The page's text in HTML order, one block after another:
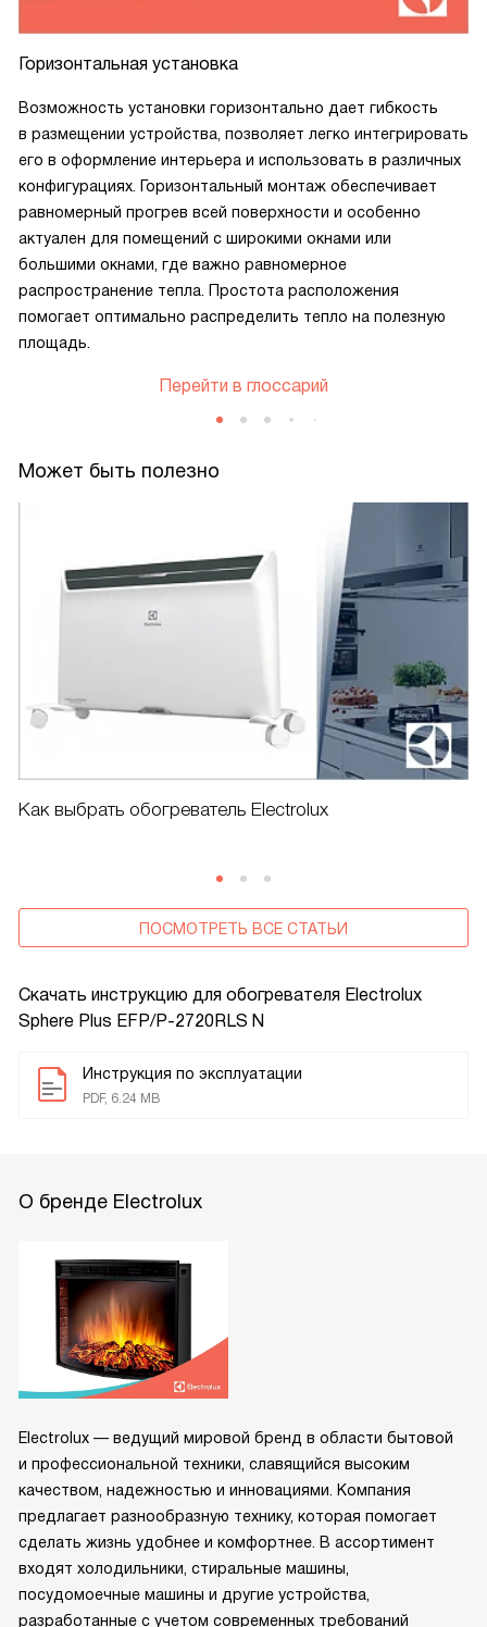
Скачать инструкцию для обогревателя Electrolux
Sphere Plus EFP/P-2720RLS N
Инструкция по эксплуатации
PDF, 6.24 MB
Горизонтальная установка
Возможность установки горизонтально дает гибкость
в размещении устройства, позволяет легко интегрировать
его в оформление интерьера и использовать в различных
конфигурациях. Горизонтальный монтаж обеспечивает
равномерный прогрев всей поверхности и особенно
актуален для помещений с широкими окнами или
большими окнами, где важно равномерное
распространение тепла. Простота расположения
помогает оптимально распределить тепло на полезную
площадь.
Перейти в глоссарий
Может быть полезно
Как выбрать обогреватель Electrolux
ПОСМОТРЕТЬ ВСЕ СТАТЬИ
О бренде Electrolux
Electrolux — ведущий мировой бренд в области бытовой
и профессиональной техники, славящийся высоким
качеством, надежностью и инновациями. Компания
предлагает разнообразную технику, которая помогает
сделать жизнь удобнее и комфортнее. В ассортимент
входят холодильники, стиральные машины,
посудомоечные машины и другие устройства,
разработанные с учетом современных требований